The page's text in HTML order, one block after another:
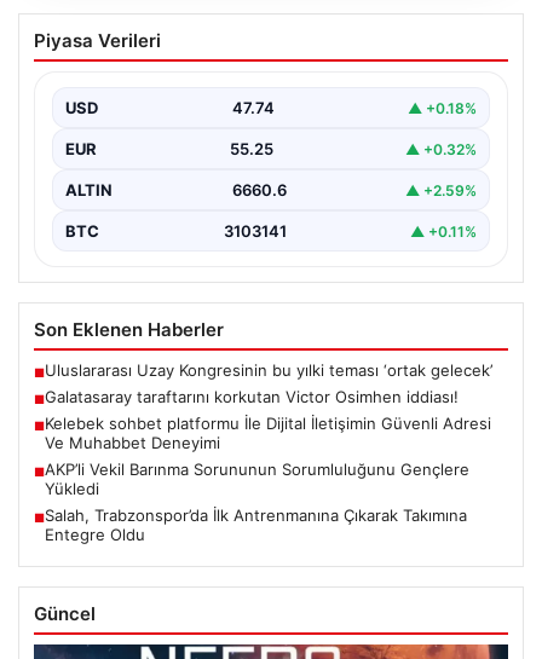
Uluslararası Uzay Kongresinin bu yılki
teması ‘ortak gelecek’
Piyasa Verileri
USD 47.74 ▲ +0.18%
EUR 55.25 ▲ +0.32%
ALTIN 6660.6 ▲ +2.59%
BTC 3103141 ▲ +0.11%
Son Eklenen Haberler
■Uluslararası Uzay Kongresinin bu yılki teması ‘ortak gelecek’
■Galatasaray taraftarını korkutan Victor Osimhen iddiası!
■Kelebek sohbet platformu İle Dijital İletişimin Güvenli Adresi
Ve Muhabbet Deneyimi
■AKP’li Vekil Barınma Sorununun Sorumluluğunu Gençlere
Yükledi
■Salah, Trabzonspor’da İlk Antrenmanına Çıkarak Takımına
Entegre Oldu
Güncel